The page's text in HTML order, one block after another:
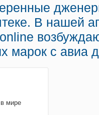
В нашей
марок с авиа
мире